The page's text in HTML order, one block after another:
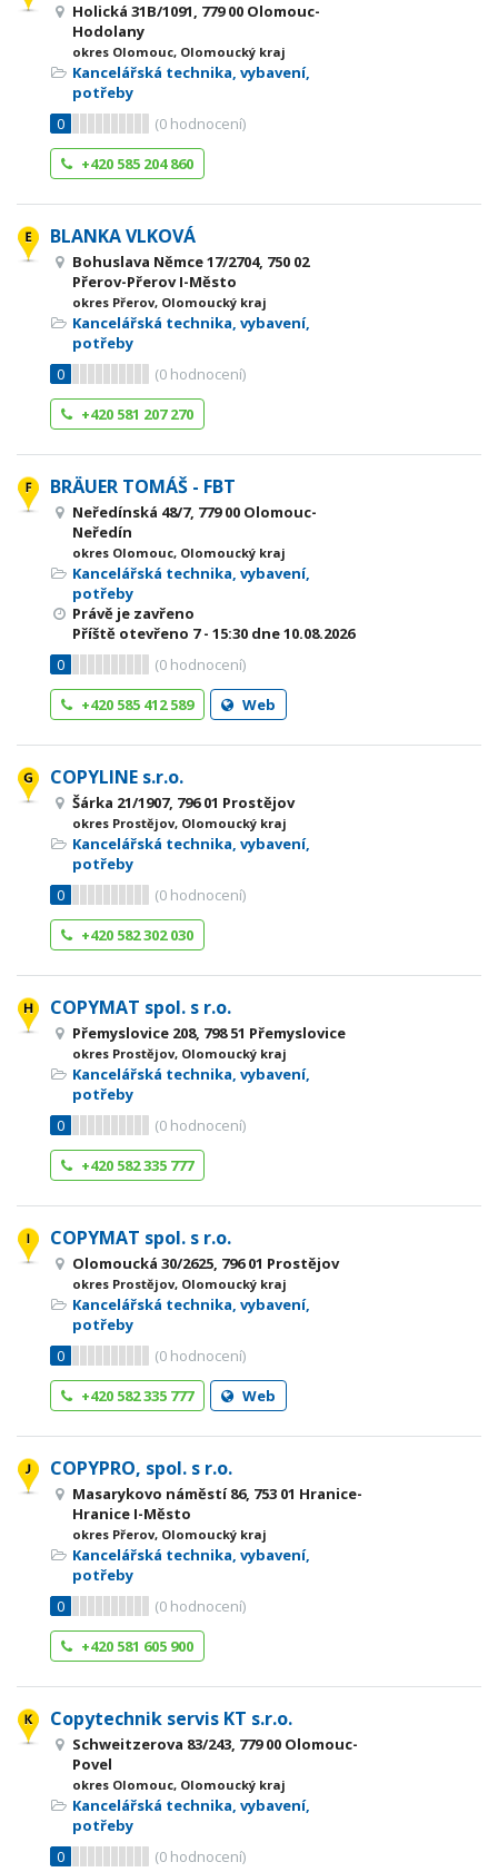
Holická 31B/1091, 779 00 Olomouc-
Hodolany
okres Olomouc, Olomoucký kraj
Kancelářská technika, vybavení,
potřeby
0
(0 hodnocení)
+420 585 204 860
BLANKA VLKOVÁ
Bohuslava Němce 17/2704, 750 02
Přerov-Přerov I-Město
okres Přerov, Olomoucký kraj
Kancelářská technika, vybavení,
potřeby
0
(0 hodnocení)
+420 581 207 270
BRÄUER TOMÁŠ - FBT
Neředínská 48/7, 779 00 Olomouc-
Neředín
okres Olomouc, Olomoucký kraj
Kancelářská technika, vybavení,
potřeby
Právě je zavřeno
Příště otevřeno 7 - 15:30 dne 10.08.2026
0
(0 hodnocení)
+420 585 412 589
Web
COPYLINE s.r.o.
Šárka 21/1907, 796 01 Prostějov
okres Prostějov, Olomoucký kraj
Kancelářská technika, vybavení,
potřeby
0
(0 hodnocení)
+420 582 302 030
COPYMAT spol. s r.o.
Přemyslovice 208, 798 51 Přemyslovice
okres Prostějov, Olomoucký kraj
Kancelářská technika, vybavení,
potřeby
0
(0 hodnocení)
+420 582 335 777
COPYMAT spol. s r.o.
Olomoucká 30/2625, 796 01 Prostějov
okres Prostějov, Olomoucký kraj
Kancelářská technika, vybavení,
potřeby
0
(0 hodnocení)
+420 582 335 777
Web
COPYPRO, spol. s r.o.
Masarykovo náměstí 86, 753 01 Hranice-
Hranice I-Město
okres Přerov, Olomoucký kraj
Kancelářská technika, vybavení,
potřeby
0
(0 hodnocení)
+420 581 605 900
Copytechnik servis KT s.r.o.
Schweitzerova 83/243, 779 00 Olomouc-
Povel
okres Olomouc, Olomoucký kraj
Kancelářská technika, vybavení,
potřeby
0
(0 hodnocení)